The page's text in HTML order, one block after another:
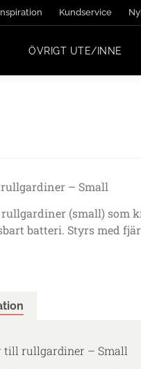
Kundservice
ÖVRIGT UTE/INNE
– Small
(small) som
batteri. Styrs med
till rullgardiner – Small